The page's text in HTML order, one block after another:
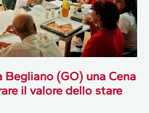
Begliano (GO) una Cena
il valore dello stare